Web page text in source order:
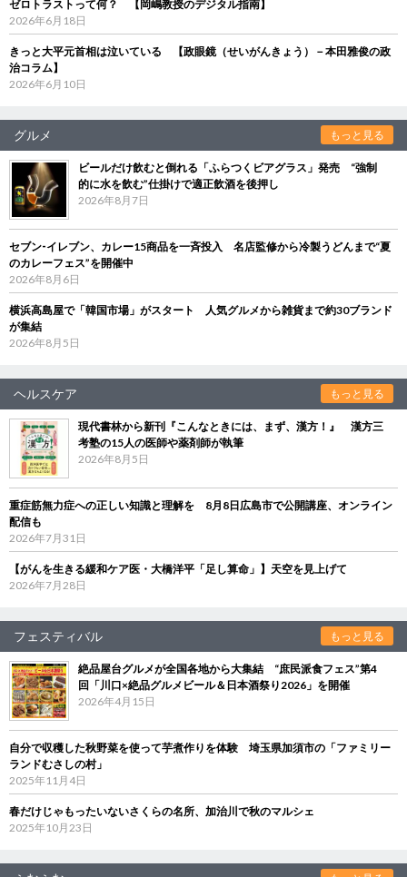
ゼロトラストって何？ 【岡嶋教授のデジタル指南】
2026年6月18日
きっと大平元首相は泣いている 【政眼鏡（せいがんきょう）－本田雅俊の政
治コラム】
2026年6月10日
グルメ もっと見る
ビールだけ飲むと倒れる「ふらつくビアグラス」発売 “強制
的に水を飲む”仕掛けで適正飲酒を後押し
2026年8月7日
セブン‐イレブン、カレー15商品を一斉投入 名店監修から冷製うどんまで“夏
のカレーフェス”を開催中
2026年8月6日
横浜高島屋で「韓国市場」がスタート 人気グルメから雑貨まで約30ブランド
が集結
2026年8月5日
ヘルスケア もっと見る
現代書林から新刊『こんなときには、まず、漢方！』 漢方三
考塾の15人の医師や薬剤師が執筆
2026年8月5日
重症筋無力症への正しい知識と理解を 8月8日広島市で公開講座、オンライン
配信も
2026年7月31日
【がんを生きる緩和ケア医・大橋洋平「足し算命」】天空を見上げて
2026年7月28日
フェスティバル もっと見る
絶品屋台グルメが全国各地から大集結 “庶民派食フェス”第4
回「川口×絶品グルメビール＆日本酒祭り2026」を開催
2026年4月15日
自分で収穫した秋野菜を使って芋煮作りを体験 埼玉県加須市の「ファミリー
ランドむさしの村」
2025年11月4日
春だけじゃもったいないさくらの名所、加治川で秋のマルシェ
2025年10月23日